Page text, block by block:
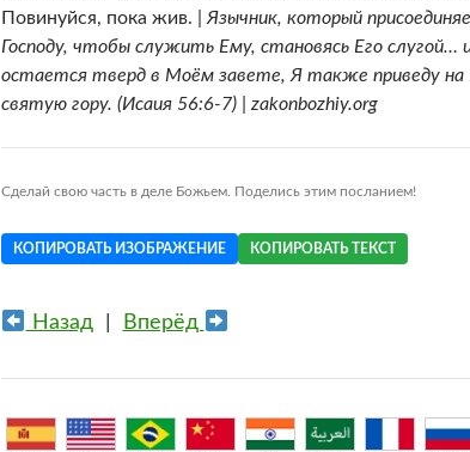
Повинуйся, пока жив. | Язычник, который
Господу, чтобы служить Ему, становясь Его слугой…
остается тверд в Моём завете, Я также приведу
святую гору. (Исаия 56:6-7) | zakonbozhiy.org
Сделай свою часть в деле Божьем. Поделись этим посланием!
КОПИРОВАТЬ ИЗОБРАЖЕНИЕ КОПИРОВАТЬ ТЕКСТ
Назад| Вперёд